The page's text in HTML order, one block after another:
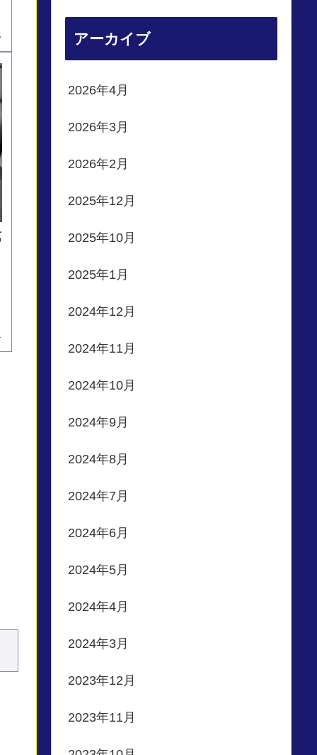
アーカイブ
2026年4月
2026年3月
2026年2月
2025年12月
2025年10月
2025年1月
2024年12月
2024年11月
2024年10月
2024年9月
2024年8月
2024年7月
2024年6月
2024年5月
2024年4月
2024年3月
2023年12月
2023年11月